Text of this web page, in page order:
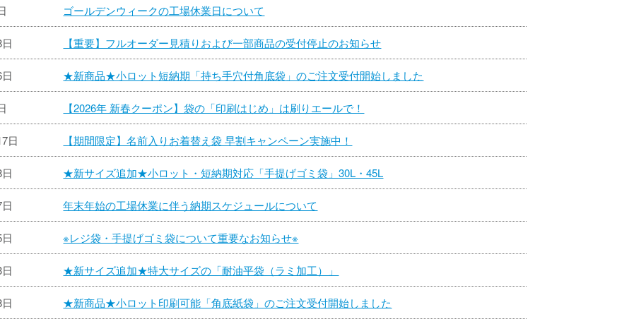
ゴールデンウィークの工場休業日について
【重要】フルオーダー見積りおよび一部商品の受付停止のお知らせ
★新商品★小ロット短納期「持ち手穴付角底袋」のご注文受付開始しました
【2026年 新春クーポン】袋の「印刷はじめ」は刷りエールで！
日 【期間限定】名前入りお着替え袋 早割キャンペーン実施中！
★新サイズ追加★小ロット・短納期対応「手提げゴミ袋」30L・45L
年末年始の工場休業に伴う納期スケジュールについて
※レジ袋・手提げゴミ袋について重要なお知らせ※
★新サイズ追加★特大サイズの「耐油平袋（ラミ加工）」
★新商品★小ロット印刷可能「角底紙袋」のご注文受付開始しました